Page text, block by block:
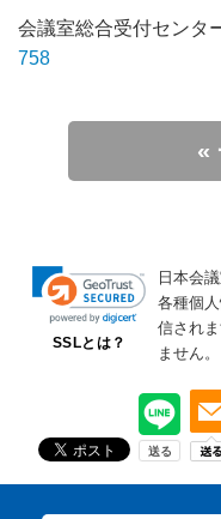
会議室総合受付センタ
758
«
SSLとは？
日本会
各種個
信されま
ません。